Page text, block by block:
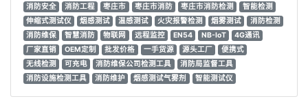
消防安全
消防工程 枣庄市 枣庄市消防 枣庄市消防检测
智能检测
伸缩式测试仪
烟感测试 温感测试 火灾报警检测 烟雾测试
消防检测
消防维保
智慧消防 物联网 远程监控 EN54 NB-IoT
4G通讯
厂家直销
OEM定制 批发价格 一手货源 源头工厂
便携式
无线检测
可充电 消防维保公司检测工具
消防局监督工具
消防设施检测工具
消防维护 烟感测试气雾剂 智能测试仪